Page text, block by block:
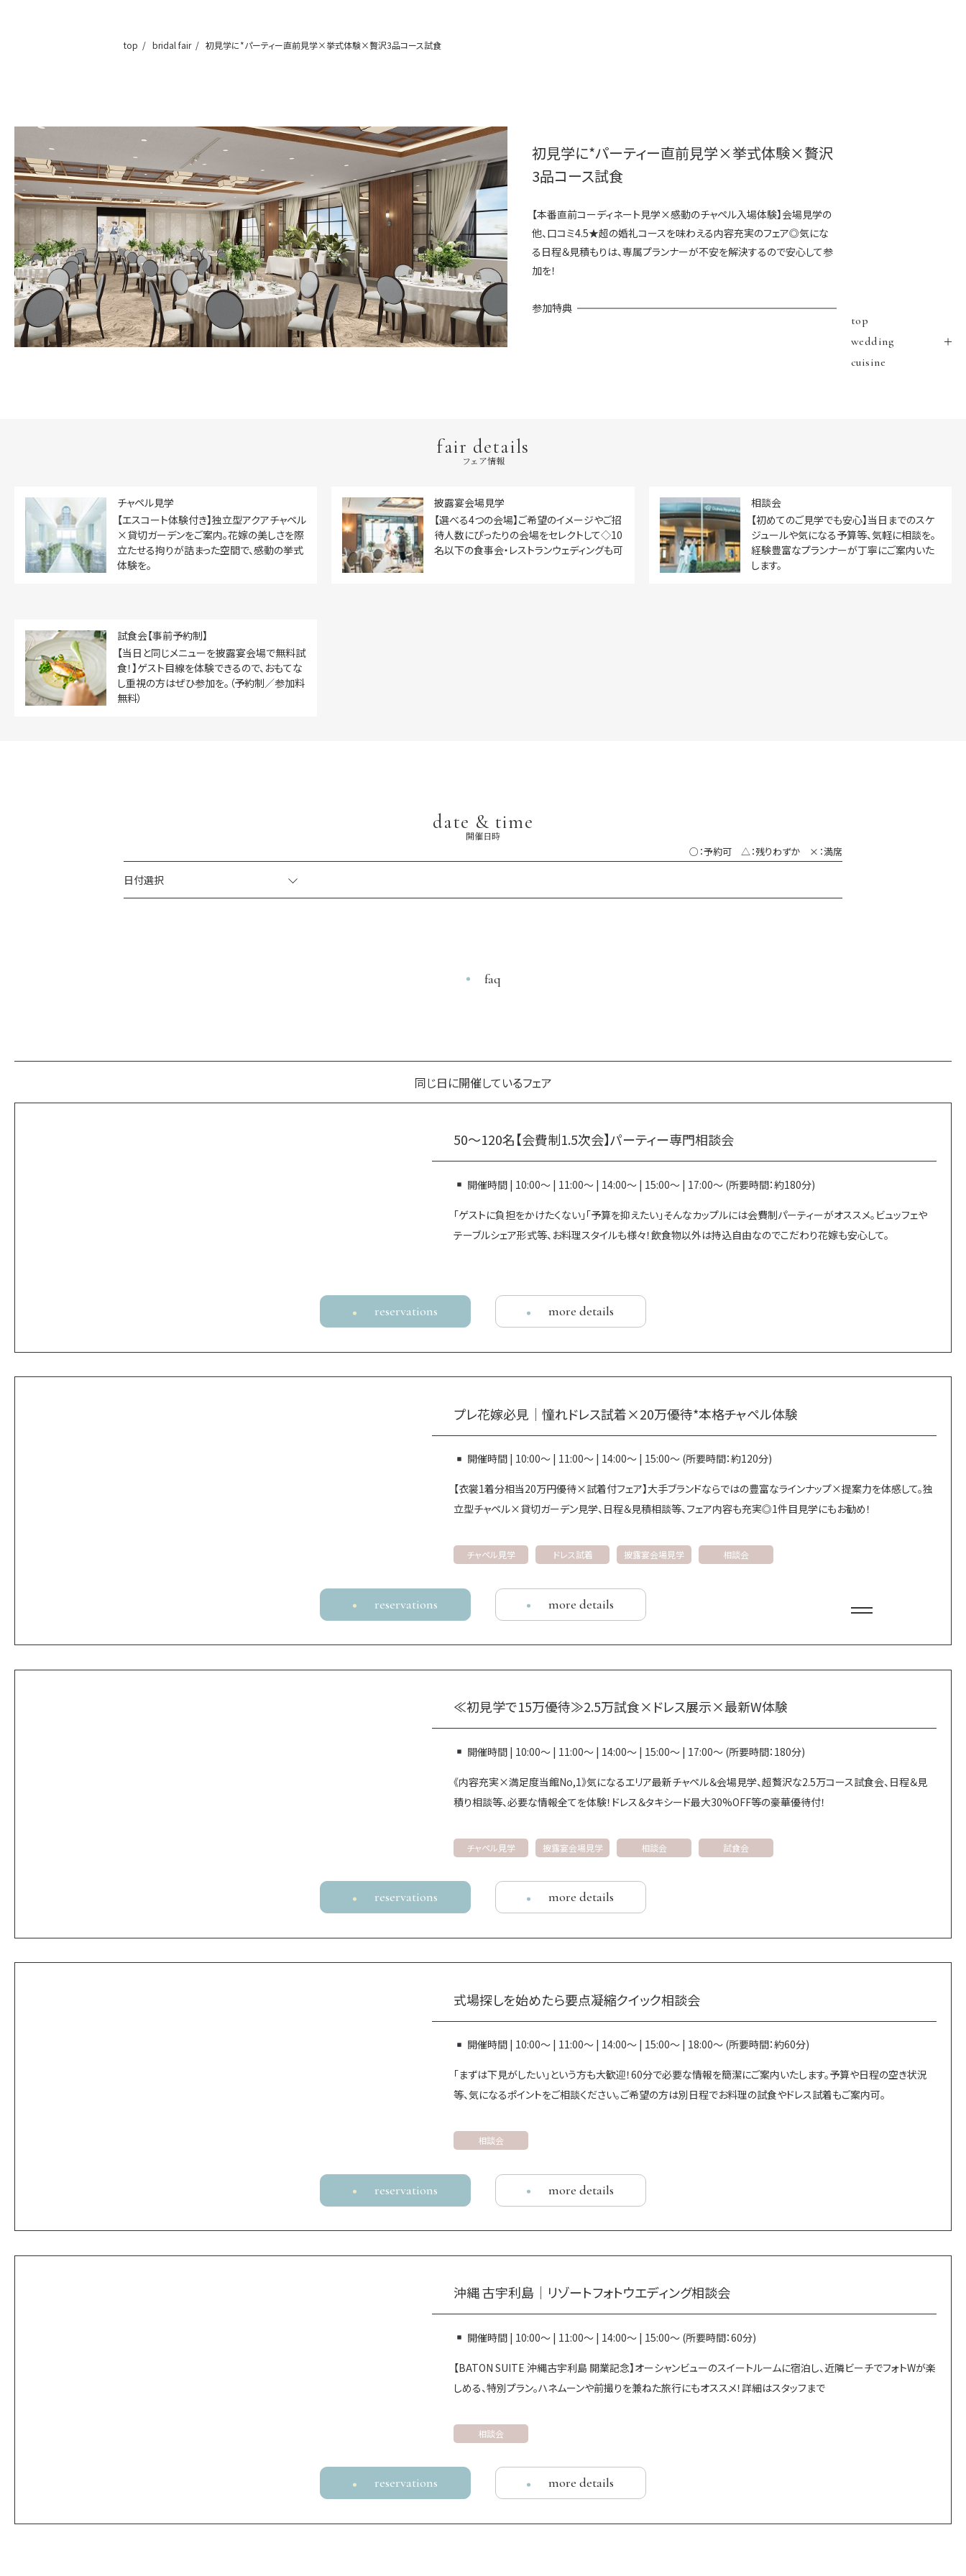
top
wedding
cuisine
top bridal fair 初見学に*パーティー直前見学×挙式体験×贅沢3品コース試食
初見学に*パーティー直前見学×挙式体験×贅沢
3品コース試食
【本番直前コーディネート見学×感動のチャペル入場体験】会場見学の
他、口コミ4.5★超の婚礼コースを味わえる内容充実のフェア◎気にな
る日程＆見積もりは、専属プランナーが不安を解決するので安心して参
加を！
参加特典
fair details
フェア情報
チャペル見学
【エスコート体験付き】独立型アクアチャペル
×貸切ガーデンをご案内。花嫁の美しさを際
立たせる拘りが詰まった空間で、感動の挙式
体験を。
披露宴会場見学
【選べる4つの会場】ご希望のイメージやご招
待人数にぴったりの会場をセレクトして◇10
名以下の食事会・レストランウェディングも可
相談会
【初めてのご見学でも安心】当日までのスケ
ジュールや気になる予算等、気軽に相談を。
経験豊富なプランナーが丁寧にご案内いた
します。
試食会【事前予約制】
【当日と同じメニューを披露宴会場で無料試
食！】ゲスト目線を体験できるので、おもてな
し重視の方はぜひ参加を。（予約制／参加料
無料）
date & time
開催日時
○：予約可 △：残りわずか ×：満席
日付選択
faq
同じ日に開催しているフェア
50～120名【会費制1.5次会】パーティー専門相談会
開催時間 | 10:00～ | 11:00～ | 14:00～ | 15:00～ | 17:00～ (所要時間：約180分)
「ゲストに負担をかけたくない」「予算を抑えたい」そんなカップルには会費制パーティーがオススメ。ビュッフェや
テーブルシェア形式等、お料理スタイルも様々！飲食物以外は持込自由なのでこだわり花嫁も安心して。
reservations more details
プレ花嫁必見│憧れドレス試着×20万優待*本格チャペル体験
開催時間 | 10:00～ | 11:00～ | 14:00～ | 15:00～ (所要時間：約120分)
【衣裳1着分相当20万円優待×試着付フェア】大手ブランドならではの豊富なラインナップ×提案力を体感して。独
立型チャペル×貸切ガーデン見学、日程＆見積相談等、フェア内容も充実◎1件目見学にもお勧め！
チャペル見学 ドレス試着 披露宴会場見学 相談会
reservations more details
≪初見学で15万優待≫2.5万試食×ドレス展示×最新W体験
開催時間 | 10:00～ | 11:00～ | 14:00～ | 15:00～ | 17:00～ (所要時間：180分)
《内容充実×満足度当館No,1》気になるエリア最新チャペル＆会場見学、超贅沢な2.5万コース試食会、日程＆見
積り相談等、必要な情報全てを体験！ドレス＆タキシード最大30%OFF等の豪華優待付！
チャペル見学 披露宴会場見学 相談会 試食会
reservations more details
式場探しを始めたら要点凝縮クイック相談会
開催時間 | 10:00～ | 11:00～ | 14:00～ | 15:00～ | 18:00～ (所要時間：約60分)
「まずは下見がしたい」という方も大歓迎！60分で必要な情報を簡潔にご案内いたします。予算や日程の空き状況
等、気になるポイントをご相談ください。ご希望の方は別日程でお料理の試食やドレス試着もご案内可。
相談会
reservations more details
沖縄 古宇利島｜リゾートフォトウエディング相談会
開催時間 | 10:00～ | 11:00～ | 14:00～ | 15:00～ (所要時間：60分)
【BATON SUITE 沖縄古宇利島 開業記念】オーシャンビューのスイートルームに宿泊し、近隣ビーチでフォトWが楽
しめる、特別プラン。ハネムーンや前撮りを兼ねた旅行にもオススメ！詳細はスタッフまで
相談会
reservations more details
〒640-8156 和歌山県和歌山市七番丁 26-1
TEL0120-887-390
© Daiwa House Realty Mgt.Co.,Ltd.